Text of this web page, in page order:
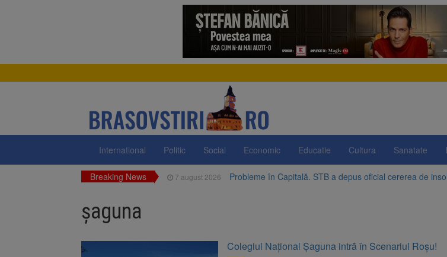
International Politic Social Economic Educatie Cultura Sanatate
Breaking News 7 august 2026 Probleme în Capitală. STB a depus oficial cererea de
Guvernul pregătește posibile limitări de consum pentru
1 octombrie, dată importantă pentru șoferi și
7 august, Ziua Internațională a Berii. Sărbătoarea este
șaguna
Colegiul Național Șaguna intră în Scenariul Roșu!